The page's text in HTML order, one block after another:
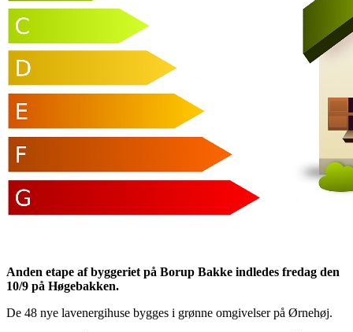
Anden etape af byggeriet på Borup Bakke indledes fredag den
10/9 på Høgebakken.
De 48 nye lavenergihuse bygges i grønne omgivelser på Ørnehøj.